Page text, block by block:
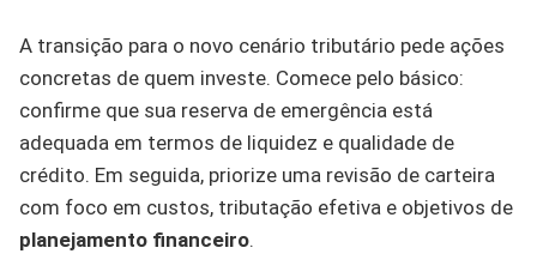
A transição para o novo cenário tributário pede ações
concretas de quem investe. Comece pelo básico:
confirme que sua reserva de emergência está
adequada em termos de liquidez e qualidade de
crédito. Em seguida, priorize uma revisão de carteira
com foco em custos, tributação efetiva e objetivos de
planejamento financeiro.